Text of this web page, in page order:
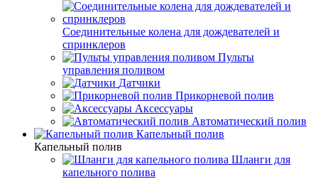
Соединительные колена для дождевателей и
спринклеров
Пульты
управления поливом
Датчики
Прикорневой полив
Аксессуары
Автоматический полив
Капельный полив
Капельный полив
Шланги для
капельного полива